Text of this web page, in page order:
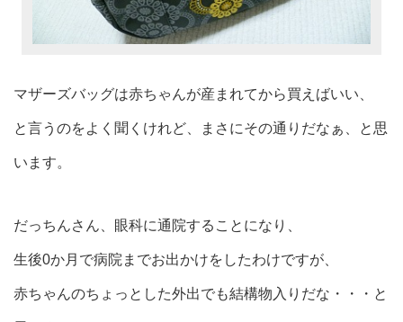
マザーズバッグは赤ちゃんが産まれてから買えばいい、
と言うのをよく聞くけれど、まさにその通りだなぁ、と思
います。
だっちんさん、眼科に通院することになり、
生後0か月で病院までお出かけをしたわけですが、
赤ちゃんのちょっとした外出でも結構物入りだな・・・と